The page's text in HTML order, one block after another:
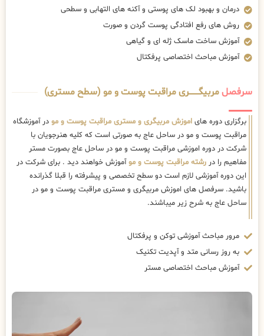
درمان و بهبود لک های پوستی و آکنه های التهابی و سطحی
روش های رفع افتادگی پوست گردن و صورت
آموزش ساخت ماسک ژله ای و گیاهی
آموزش مباحث اختصاصی پرفکتال
سرفصلمربیگــــــــری مراقبت پوست و مو (سطح مستری)
برگزاری دوره های اموزش مربیگری و مستری مراقبت پوست و مو در آموزشگاه
مراقبت پوست و مو در ساحل عاج به صورتی است که کلیه هنرجویان با
شرکت در دوره اموزشی مراقبت پوست و مو در ساحل عاج بصورت مستر
مفاهیم را در رشته مراقبت پوست و موآموزش خواهند دید . برای شرکت در
این دوره آموزشی لازم است دو سطح تخصصی و پیشرفته را قبلا گذرانده
باشید. سرفصل های اموزش مربیگری و مستری مراقبت پوست و مو در
ساحل عاج به شرح زیر میباشند.
مرور مباحث آموزشی توکن و پرفکتال
به روز رسانی متد و آپدیت تکنیک
آموزش مباحث اختصاصی مستر